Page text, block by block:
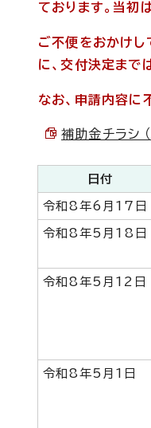
ております。当初
ご不便をおかけし
に、交付決定まで
なお、申請内容に
補助金チラシ
日付
令和8年6月17日
令和8年5月18日
令和8年5月12日
令和8年5月1日